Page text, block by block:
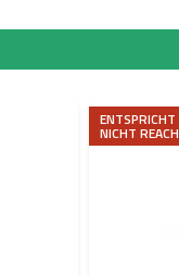
ENTSPRICHT
NICHT REACH